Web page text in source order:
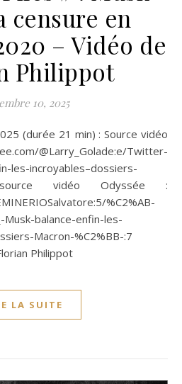
censure en
– Vidéo de
Philippot
10, 2025
@Larry_Golade:e/Twitter-
les-incroyables–dossiers-
vidéo Odyssée :
%C2%AB-
balance-enfin-les-
Macron-%C2%BB-:7
Philippot
LA SUITE